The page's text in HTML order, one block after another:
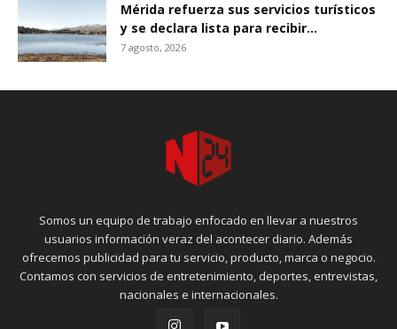
Mérida refuerza sus servicios turísticos
y se declara lista para recibir...
7 agosto, 2026
Somos un equipo de trabajo enfocado en llevar a nuestros
usuarios información veraz del acontecer diario. Además
ofrecemos publicidad para tu servicio, producto, marca o negocio.
Contamos con servicios de entretenimiento, deportes, entrevistas,
nacionales e internacionales.